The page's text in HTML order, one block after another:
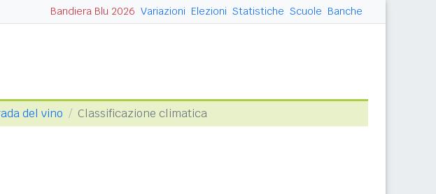
Bandiera Blu 2026 Variazioni Elezioni Statistiche Scuole Banche
del vino Classificazione climatica